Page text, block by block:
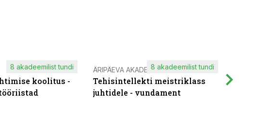
koolitus -
8 akadeemilist tundi ÄRIPÄEVA AKADEEMIA
Tehisintellekti meistriklass
juhtidele - vundament
8 akadeemilist tundi